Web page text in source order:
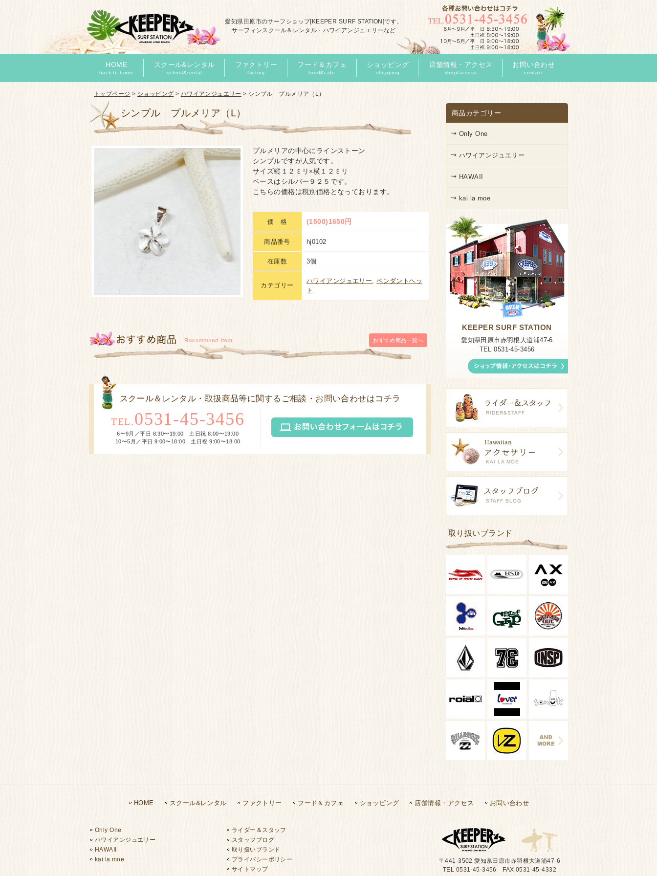
愛知県田原市のサーフショップ[KEEPER SURF STATION]です。
サーフィンスクール＆レンタル・ハワイアンジュエリーなど
HOME
back to home
スクール&レンタル
school&rental
ファクトリー
factory
フード＆カフェ
food&cafe
ショッピング
shopping
店舗情報・アクセス
shop/access
お問い合わせ
contact
トップページ > ショッピング > ハワイアンジュエリー > シンプル プルメリア（L）
シンプル プルメリア（L）
プルメリアの中心にラインストーン
シンプルですが人気です。
サイズ縦１２ミリ×横１２ミリ
ベースはシルバー９２５です。
こちらの価格は税別価格となっております。
価 格 (1500)1650円
商品番号 hj0102
在庫数 3個
カテゴリー
ハワイアンジュエリー,ペンダントヘッ
ト
おすすめ商品一覧へ
スクール＆レンタル・取扱商品等に関するご相談・お問い合わせはコチラ
TEL.0531-45-3456
6〜9月／平日 8:30〜19:00 土日祝 8:00〜19:00
10〜5月／平日 9:00〜18:00 土日祝 9:00〜18:00
商品カテゴリー
Only One
ハワイアンジュエリー
HAWAII
kai la moe
KEEPER SURF STATION
愛知県田原市赤羽根大道浦47-6
TEL 0531-45-3456
取り扱いブランド
HOME スクール&レンタル ファクトリー フード＆カフェ ショッピング 店舗情報・アクセス お問い合わせ
Only One
ハワイアンジュエリー
HAWAII
kai la moe
ライダー＆スタッフ
スタッフブログ
取り扱いブランド
プライバシーポリシー
サイトマップ
〒441-3502 愛知県田原市赤羽根大道浦47-6
TEL 0531-45-3456 FAX 0531-45-4332